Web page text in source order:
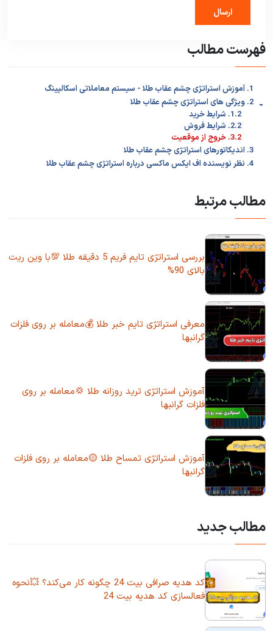
فهرست مطالب
1. آموزش استراتژی چشم عقاب طلا - سیستم معاملاتی اسکالپینگ
2. ویژگی های استراتژی چشم عقاب طلا -
1.2. شرایط خرید
2.2. شرایط فروش
3.2. خروج از موقعیت
3. اندیکاتورهای استراتژی چشم عقاب طلا
4. نظر نویسنده اف ایکس ماکسی درباره استراتژی چشم عقاب طلا
مطالب مرتبط
بررسی استراتژی تایم فریم 5 دقیقه طلا 💯با وین ریت
بالای 90%
معرفی استراتژی تایم خبر طلا 💰معامله بر روی فلزات
گرانبها
آموزش استراتژی ترید روزانه طلا 💢معامله بر روی
فلزات گرانبها
آموزش استراتژی تمساح طلا 🟡معامله بر روی فلزات
گرانبها
مطالب جدید
کد هدیه صرافی بیت 24 چگونه کار می‌کند؟ 💥نحوه
فعالسازی کد هدیه بیت 24